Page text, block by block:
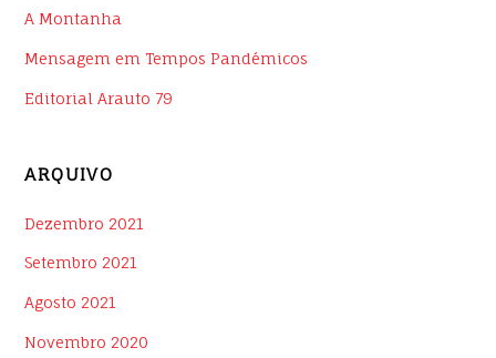
A Montanha
Mensagem em Tempos Pandémicos
Editorial Arauto 79
ARQUIVO
Dezembro 2021
Setembro 2021
Agosto 2021
Novembro 2020